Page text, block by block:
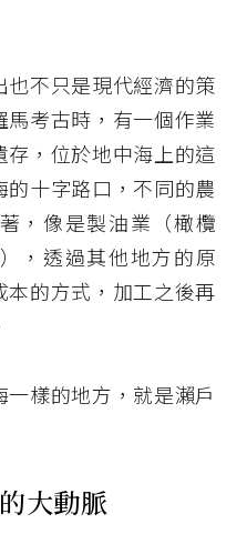
不只是現代經濟的策
考古時，有一個作業
，位於地中海上的這
十字路口，不同的農
，像是製油業（橄欖
，透過其他地方的原
的方式，加工之後再
樣的地方，就是瀨戶
大動脈